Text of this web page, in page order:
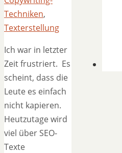
Techniken,
Texterstellung
Ich war in letzter
Zeit frustriert. Es
scheint, dass die
Leute es einfach
nicht kapieren.
Heutzutage wird
viel über SEO-
Texte